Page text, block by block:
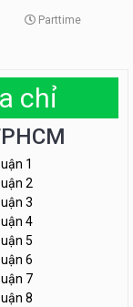
Parttime
chỉ
1
2
3
4
5
6
7
8